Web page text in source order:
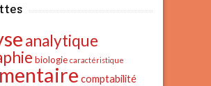
analytique
biologie caractéristique
comptabilité